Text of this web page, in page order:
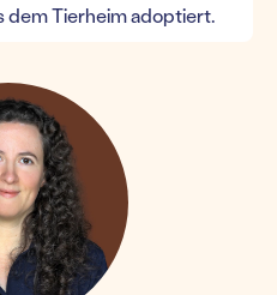
dem Tierheim adoptiert.